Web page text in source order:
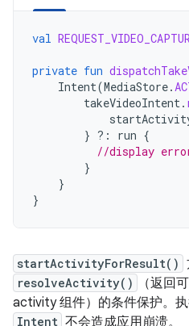
val
private fun
Intent(MediaStore.
takeVideoIntent.
} ?: run {
//display
}
}
}
startActivityForResult()
resolveActivity() （返回
activity 组件）的条件保护。
Intent 不会造成应用崩溃。